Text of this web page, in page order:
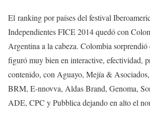
El ranking por países del festival
Independientes FICE 2014 quedó con
Argentina a la cabeza. Colombia
figuró muy bien en interactive, efectividad,
contenido, con Aguayo, Mejía &
BRM, E-nnovva, Aldas Brand, Genoma,
ADE, CPC y Pubblica dejando en alto el